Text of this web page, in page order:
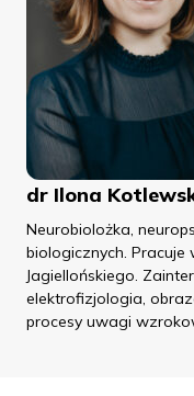
dr Ilona
Neurobiolożka,
biologicznych. Pracuje
Jagiellońskiego.
elektrofizjologia,
procesy uwagi